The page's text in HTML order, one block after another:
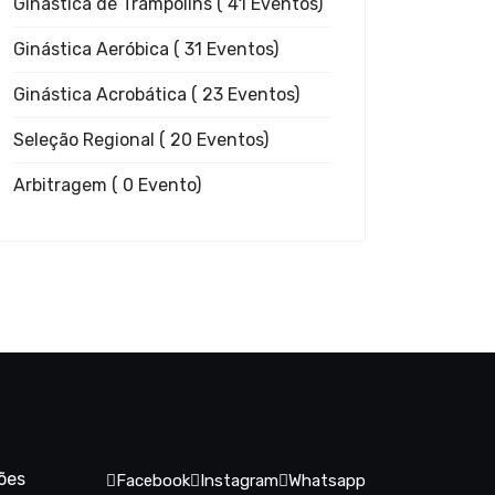
Ginástica Aeróbica ( 31 Eventos)
Ginástica Acrobática ( 23 Eventos)
Seleção Regional ( 20 Eventos)
Arbitragem ( 0 Evento)
Facebook Instagram Whatsapp